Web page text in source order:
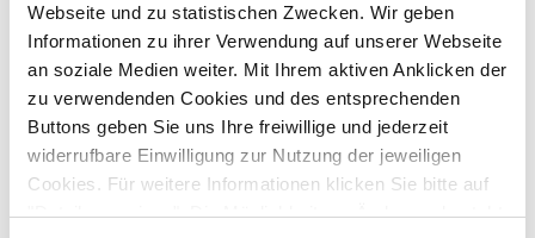
Webseite und zu statistischen Zwecken. Wir geben
Informationen zu ihrer Verwendung auf unserer Webseite
an soziale Medien weiter. Mit Ihrem aktiven Anklicken der
zu verwendenden Cookies und des entsprechenden
Buttons geben Sie uns Ihre freiwillige und jederzeit
widerrufbare Einwilligung zur Nutzung der jeweiligen
Cookies. Für weitere Informationen klicken Sie bitte auf
"Details anzeigen". Die Möglichkeit zur Änderung besteht
Klinik für Psychiatrie und Psychother.
Ansprechpartner:
Pauwelsstr. 30
52074 Aachen
Tel:
0241/ 80 89 633
Fax:0241/ 80 82 401
Mail:psychiatrie@ukaachen.de